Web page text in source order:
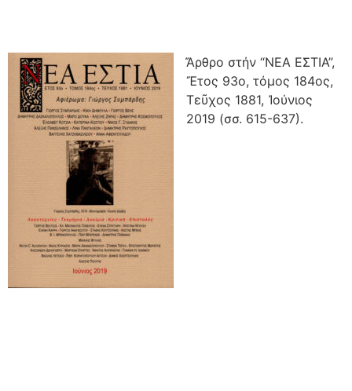
Ἄρθρο στήν “ΝΕΑ ΕΣΤΙΑ”,
Ἔτος 93ο, τόμος 184ος,
Τεῦχος 1881, Ἰούνιος
2019 (σσ. 615-637).